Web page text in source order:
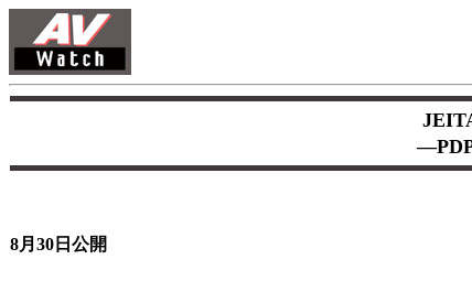
8月30日公開